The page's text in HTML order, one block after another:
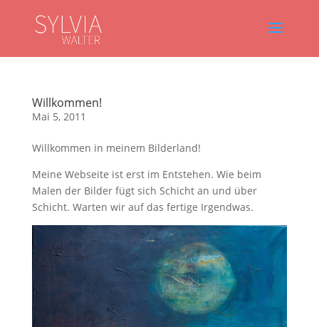
Willkommen!
Mai 5, 2011
Willkommen in meinem Bilderland!
Meine Webseite ist erst im Entstehen. Wie beim
Malen der Bilder fügt sich Schicht an und über
Schicht. Warten wir auf das fertige Irgendwas.